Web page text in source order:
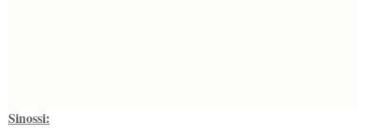
Sinossi: